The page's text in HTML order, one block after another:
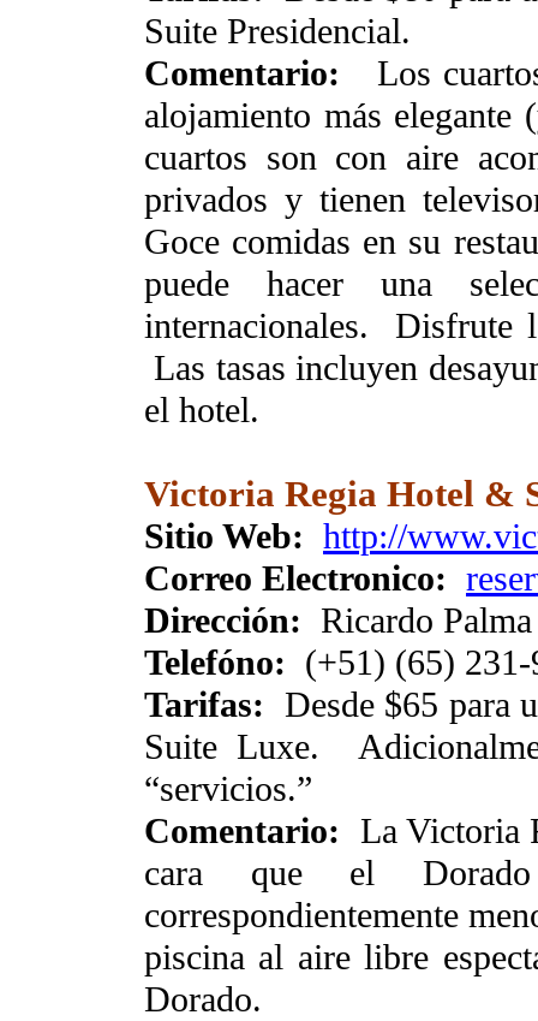
Suite Presidencial.
Comentario: Los
alojamiento más
cuartos son con aire
privados y tienen
Goce comidas en su
puede hacer una
internacionales. Disfrute
Las tasas incluyen
el hotel.
Victoria Regia Hotel &
Sitio Web: http://
Correo Electronico:
Dirección: Ricardo
Telefóno: (+51) (65) 231-
Tarifas: Desde $65 para
Suite Luxe.
“servicios.”
Comentario: La Victoria
cara que el
correspondientemente
piscina al aire libre
Dorado.